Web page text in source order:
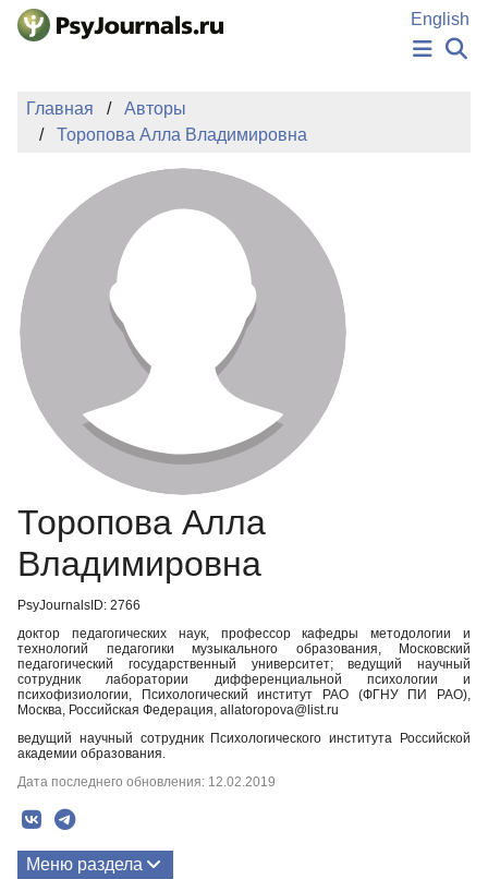
Перейти к основному содержанию
English
АВТОРЫ
ПОДАТЬ РУКОПИСЬ
БАЗА ЗНАНИЙ
КЛЮЧЕВЫЕ СЛОВА
Регистрация
Главная
Авторы
Торопова Алла Владимировна
Торопова Алла
Владимировна
PsyJournalsID: 2766
доктор педагогических наук, профессор кафедры методологии и
технологий педагогики музыкального образования, Московский
педагогический государственный университет; ведущий научный
сотрудник лаборатории дифференциальной психологии и
психофизиологии, Психологический институт РАО (ФГНУ ПИ РАО),
Москва, Российская Федерация, allatoropova@list.ru
ведущий научный сотрудник Психологического института Российской
академии образования.
Дата последнего обновления: 12.02.2019
Меню раздела